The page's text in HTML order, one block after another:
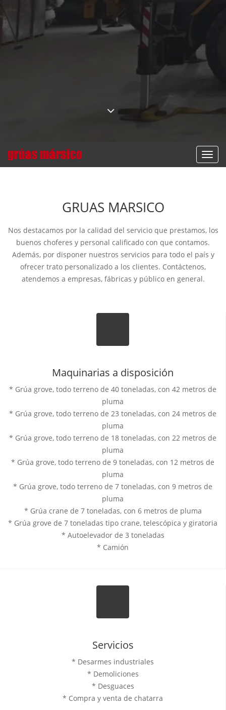
GRUAS MARSICO
Nos destacamos por la calidad del servicio que prestamos, los
buenos choferes y personal calificado con que contamos.
Además, por disponer nuestros servicios para todo el país y
ofrecer trato personalizado a los clientes. Contáctenos,
atendemos a empresas, fábricas y público en general.
Maquinarias a disposición
* Grúa grove, todo terreno de 40 toneladas, con 42 metros de
pluma
* Grúa grove, todo terreno de 23 toneladas, con 24 metros de
pluma
* Grúa grove, todo terreno de 18 toneladas, con 22 metros de
pluma
* Grúa grove, todo terreno de 9 toneladas, con 12 metros de
pluma
* Grúa grove, todo terreno de 7 toneladas, con 9 metros de
pluma
* Grúa crane de 7 toneladas, con 6 metros de pluma
* Grúa grove de 7 toneladas tipo crane, telescópica y giratoria
* Autoelevador de 3 toneladas
* Camión
Servicios
* Desarmes industriales
* Demoliciones
* Desguaces
* Compra y venta de chatarra